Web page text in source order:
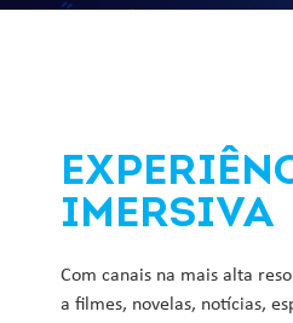
IMERSIVA
Com canais na mais alta
a filmes, novelas, notícias,